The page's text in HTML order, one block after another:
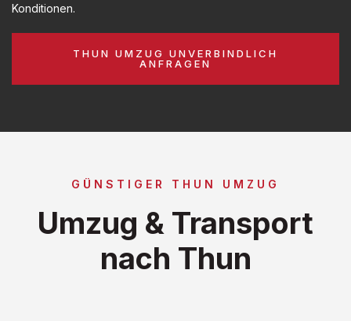
Konditionen.
THUN UMZUG UNVERBINDLICH
ANFRAGEN
GÜNSTIGER THUN UMZUG
Umzug & Transport
nach Thun